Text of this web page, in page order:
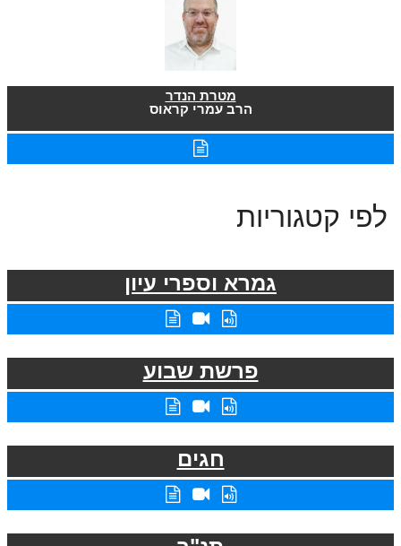
מטרת הנדר
הרב עמרי קראוס
לפי קטגוריות
גמרא וספרי עיון
פרשת שבוע
חגים